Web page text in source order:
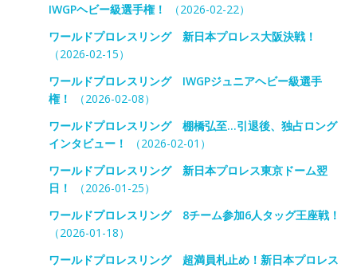
IWGPヘビー級選手権！
（2026-02-22）
ワールドプロレスリング 新日本プロレス大阪決戦！
（2026-02-15）
ワールドプロレスリング IWGPジュニアヘビー級選手
権！
（2026-02-08）
ワールドプロレスリング 棚橋弘至…引退後、独占ロング
インタビュー！
（2026-02-01）
ワールドプロレスリング 新日本プロレス東京ドーム翌
日！
（2026-01-25）
ワールドプロレスリング 8チーム参加6人タッグ王座戦！
（2026-01-18）
ワールドプロレスリング 超満員札止め！新日本プロレス